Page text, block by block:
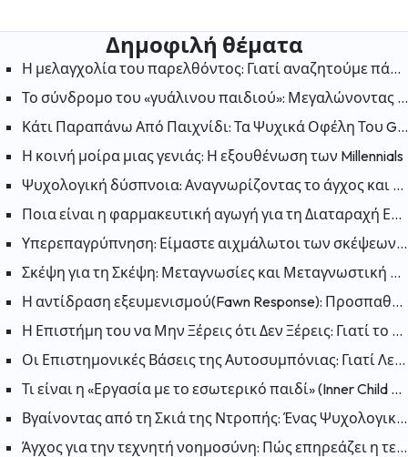
Δημοφιλή θέματα
Η μελαγχολία του παρελθόντος: Γιατί αναζητούμε πάντα την ευτυχία στις «παλιές καλές μέρες»;
Το σύνδρομο του «γυάλινου παιδιού»: Μεγαλώνοντας στη σκιά ενός αδελφού με ειδικές ανάγκες
Κάτι Παραπάνω Από Παιχνίδι: Τα Ψυχικά Οφέλη Του Gaming
Η κοινή μοίρα μιας γενιάς: Η εξουθένωση των Millennials
Ψυχολογική δύσπνοια: Αναγνωρίζοντας το άγχος και την ανησυχία
Ποια είναι η φαρμακευτική αγωγή για τη Διαταραχή Ελλειμματικής Προσοχής και Υπερκινητικότητας (ΔΕΠΥ);
Υπερεπαγρύπνηση: Είμαστε αιχμάλωτοι των σκέψεων μας; Πως μπορούμε να «απελευθερωθούμε»;
Σκέψη για τη Σκέψη: Μεταγνωσίες και Μεταγνωστική Θεραπεία
Η αντίδραση εξευμενισμού(Fawn Response): Προσπαθώντας να κάνετε τον εαυτό σας συμπαθή για να μειώσετε τον κίνδυνο
Η Επιστήμη του να Μην Ξέρεις ότι Δεν Ξέρεις: Γιατί το Φαινόμενο Dunning-Kruger Είναι Παραπλανητικό;
Οι Επιστημονικές Βάσεις της Αυτοσυμπόνιας: Γιατί Λειτουργεί η Αυτοσυμπόνια;
Τι είναι η «Εργασία με το εσωτερικό παιδί» (Inner Child Work); Πώς επηρεάζουν οι πληγές του παρελθόντος το παρόν;
Βγαίνοντας από τη Σκιά της Ντροπής: Ένας Ψυχολογικός Οδηγός για να Συμφιλιωθείτε με τον Εαυτό σας
Άγχος για την τεχνητή νοημοσύνη: Πώς επηρεάζει η τεχνητή νοημοσύνη την ανθρώπινη ψυχολογία;